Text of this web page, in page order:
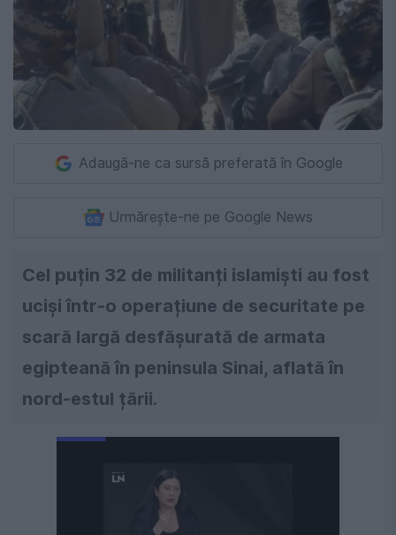
Adaugă-ne ca sursă preferată în Google
Urmărește-ne pe Google News
Cel puțin 32 de militanți islamiști au fost
uciși într-o operațiune de securitate pe
scară largă desfășurată de armata
egipteană în peninsula Sinai, aflată în
nord-estul țării.